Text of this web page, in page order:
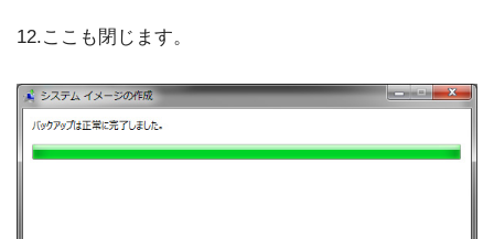
12.ここも閉じます。